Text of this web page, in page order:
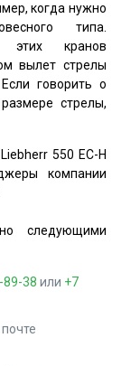
когда нужно
типа.
этих кранов
вылет стрелы
говорить о
стрелы,
Liebherr 550 EC-H
компании
следующими
89-38 или +7